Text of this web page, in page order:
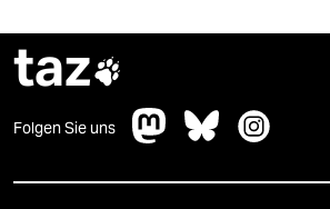
taz
Folgen Sie uns